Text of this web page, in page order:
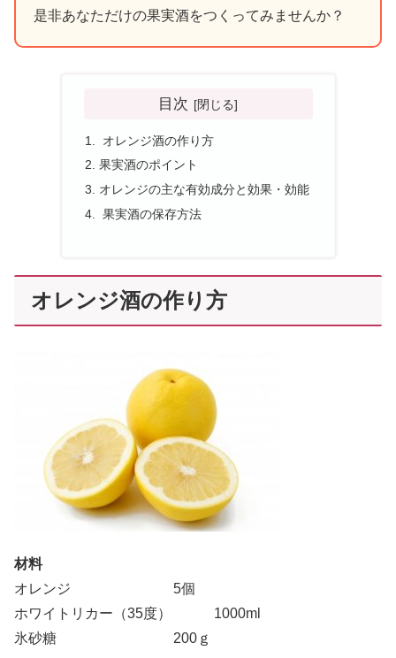
是非あなただけの果実酒をつくってみませんか？
目次
オレンジ酒の作り方
果実酒のポイント
オレンジの主な有効成分と効果・効能
果実酒の保存方法
オレンジ酒の作り方
材料
オレンジ 5個
ホワイトリカー（35度） 1000ml
氷砂糖 200ｇ